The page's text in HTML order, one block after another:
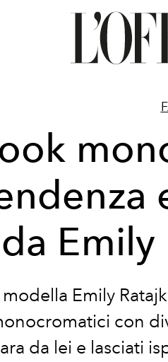
da Emily
modella Emily
con
da lei e lasciati